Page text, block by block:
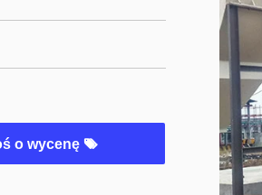
o wycenę